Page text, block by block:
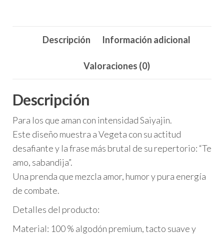
cantidadDescripción Información adicional
Valoraciones (0)
Descripción
Para los que aman con intensidad Saiyajin.
Este diseño muestra a Vegeta con su actitud
desafiante y la frase más brutal de su repertorio: “Te
amo, sabandija”.
Una prenda que mezcla amor, humor y pura energía
de combate.
Detalles del producto:
Material: 100 % algodón premium, tacto suave y